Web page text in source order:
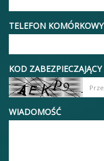
TELEFON KOMÓRKOWY
KOD ZABEZPIECZAJĄCY
WIADOMOŚĆ